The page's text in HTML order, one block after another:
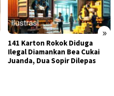
»
141 Karton Rokok Diduga
Ilegal Diamankan Bea Cukai
Juanda, Dua Sopir Dilepas